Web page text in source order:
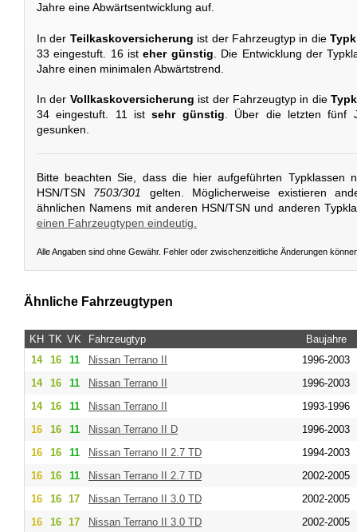
Jahre eine Abwärtsentwicklung auf.
In der Teilkaskoversicherung ist der Fahrzeugtyp in die
33 eingestuft. 16 isteher günstig . Die Entwicklung der
Jahre einen minimalen Abwärtstrend.
In der Vollkaskoversicherung ist der Fahrzeugtyp in die
34 eingestuft. 11 istsehr günstig. Über die letzten fünf
gesunken.
Bitte beachten Sie, dass die hier aufgeführten Typklassen
HSN/TSN 7503/301
gelten. Möglicherweise existieren
ähnlichen Namens mit anderen HSN/TSN und anderen
einen Fahrzeugtypen eindeutig.
Alle Angaben sind ohne Gewähr. Fehler oder zwischenzeitliche Änderungen
Ähnliche Fahrzeugtypen
KH TK VK Fahrzeugtyp
Baujahre
14
16 11 Nissan Terrano II
1996-2003
14
16 11 Nissan Terrano II
1996-2003
14
16 11 Nissan Terrano II
1993-1996
16
16 11 Nissan Terrano II D
1996-2003
16
16 11 Nissan Terrano II 2.7 TD
1994-2003
16
16 11 Nissan Terrano II 2.7 TD
2002-2005
16
16 17 Nissan Terrano II 3.0 TD
2002-2005
16
16 17 Nissan Terrano II 3.0 TD
2002-2005